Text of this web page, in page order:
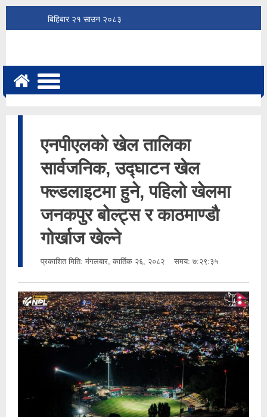
बिहिबार २१ साउन २०८३
एनपीएलको खेल तालिका
सार्वजनिक, उद्घाटन खेल
फ्ल्डलाइटमा हुने, पहिलो खेलमा
जनकपुर बोल्ट्स र काठमाण्डौ
गोर्खाज खेल्ने
प्रकाशित मिति: मंगलबार, कार्तिक २६, २०८२ समय: ७:२९:३५